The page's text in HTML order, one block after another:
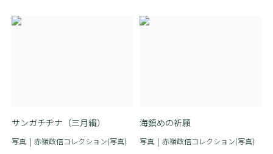
サンガチヂナ（三月綱）
写真 赤嶺政信コレクション(写真)
海鎮めの祈願
写真 赤嶺政信コレクション(写真)